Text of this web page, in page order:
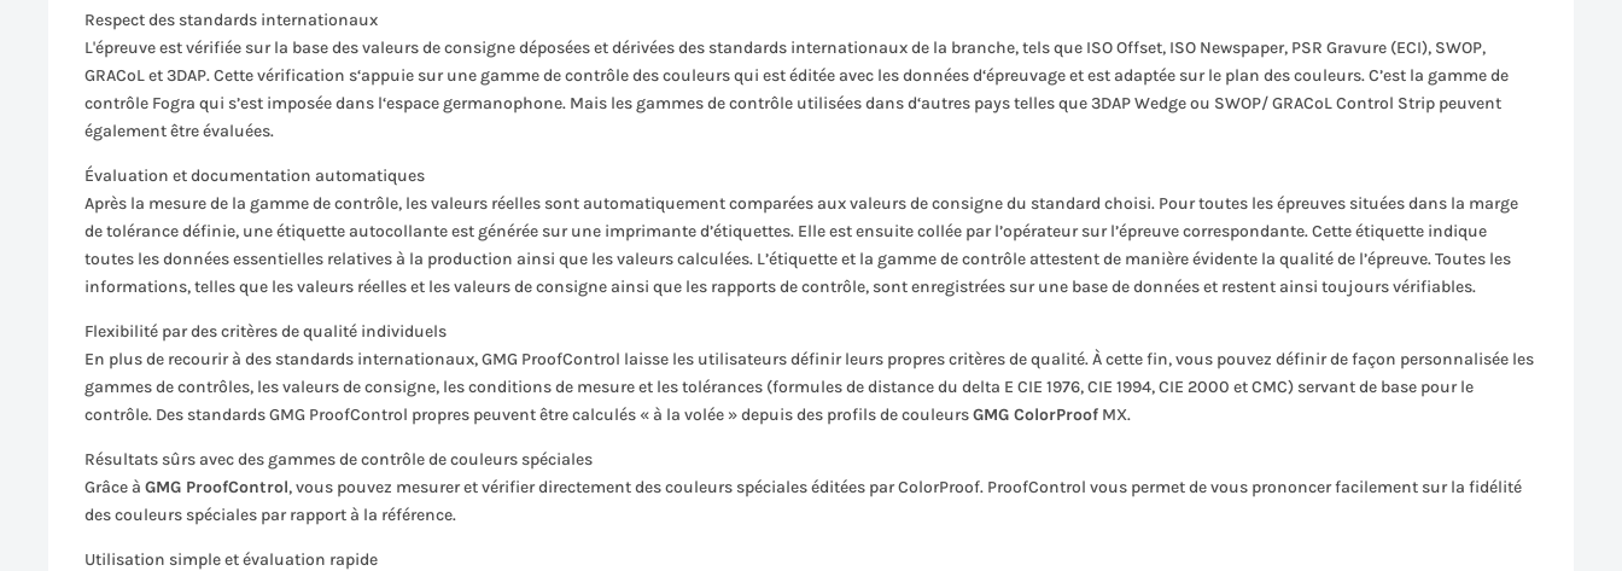
Respect des standards internationaux
L'épreuve est vérifiée sur la base des valeurs de consigne déposées et dérivées des standards internationaux de la branche, tels que ISO Offset, ISO Newspaper, PSR Gravure (ECI), SWOP,
GRACoL et 3DAP. Cette vérification s‘appuie sur une gamme de contrôle des couleurs qui est éditée avec les données d‘épreuvage et est adaptée sur le plan des couleurs. C’est la gamme de
contrôle Fogra qui s’est imposée dans l‘espace germanophone. Mais les gammes de contrôle utilisées dans d‘autres pays telles que 3DAP Wedge ou SWOP/ GRACoL Control Strip peuvent
également être évaluées.
Évaluation et documentation automatiques
Après la mesure de la gamme de contrôle, les valeurs réelles sont automatiquement comparées aux valeurs de consigne du standard choisi. Pour toutes les épreuves situées dans la marge
de tolérance définie, une étiquette autocollante est générée sur une imprimante d’étiquettes. Elle est ensuite collée par l’opérateur sur l’épreuve correspondante. Cette étiquette indique
toutes les données essentielles relatives à la production ainsi que les valeurs calculées. L’étiquette et la gamme de contrôle attestent de manière évidente la qualité de l’épreuve. Toutes les
informations, telles que les valeurs réelles et les valeurs de consigne ainsi que les rapports de contrôle, sont enregistrées sur une base de données et restent ainsi toujours vérifiables.
Flexibilité par des critères de qualité individuels
En plus de recourir à des standards internationaux, GMG ProofControl laisse les utilisateurs définir leurs propres critères de qualité. À cette fin, vous pouvez définir de façon personnalisée les
gammes de contrôles, les valeurs de consigne, les conditions de mesure et les tolérances (formules de distance du delta E CIE 1976, CIE 1994, CIE 2000 et CMC) servant de base pour le
contrôle. Des standards GMG ProofControl propres peuvent être calculés « à la volée » depuis des profils de couleursGMG ColorProof MX.
Résultats sûrs avec des gammes de contrôle de couleurs spéciales
Grâce àGMG ProofControl, vous pouvez mesurer et vérifier directement des couleurs spéciales éditées par ColorProof. ProofControl vous permet de vous prononcer facilement sur la fidélité
des couleurs spéciales par rapport à la référence.
Utilisation simple et évaluation rapide